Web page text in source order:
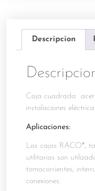
Descripcion
Caja cuadrada
instalaciones
Aplicaciones:
Las cajas RACO®,
utilitarias son
tomacorrientes,
conexiones.